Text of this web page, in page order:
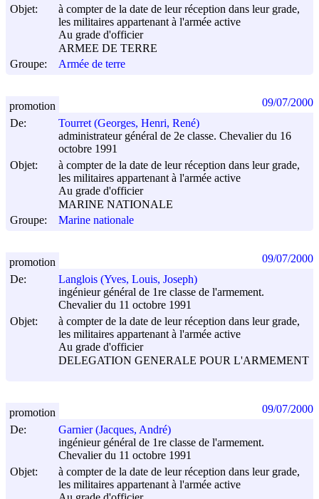
Objet:
à compter de la date de leur réception dans leur grade,
les militaires appartenant à l'armée active
Au grade d'officier
ARMEE DE TERRE
Groupe:
Armée de terre
De:
Tourret (Georges, Henri, René)
administrateur général de 2e classe. Chevalier du 16
octobre 1991
Objet:
à compter de la date de leur réception dans leur grade,
les militaires appartenant à l'armée active
Au grade d'officier
MARINE NATIONALE
Groupe:
Marine nationale
promotion 09/07/2000
De:
Langlois (Yves, Louis, Joseph)
ingénieur général de 1re classe de l'armement.
Chevalier du 11 octobre 1991
Objet:
à compter de la date de leur réception dans leur grade,
les militaires appartenant à l'armée active
Au grade d'officier
DELEGATION GENERALE POUR L'ARMEMENT
promotion 09/07/2000
De:
Garnier (Jacques, André)
ingénieur général de 1re classe de l'armement.
Chevalier du 11 octobre 1991
Objet:
à compter de la date de leur réception dans leur grade,
les militaires appartenant à l'armée active
promotion 09/07/2000